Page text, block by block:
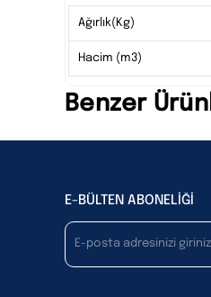
Ağırlık(Kg)
Hacim (m3)
Benzer
E-BÜLTEN ABONELİĞİ